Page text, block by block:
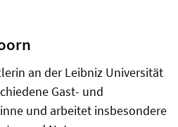
an der Leibniz Universität
Gast- und
und arbeitet insbesondere